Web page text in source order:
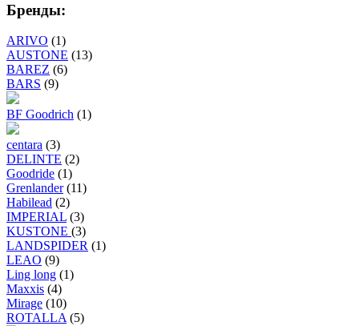
Бренды:
ARIVO (1)
AUSTONE (13)
BAREZ (6)
BARS (9)
BF Goodrich (1)
centara (3)
DELINTE (2)
Goodride (1)
Grenlander (11)
Habilead (2)
IMPERIAL (3)
KUSTONE (3)
LANDSPIDER (1)
LEAO (9)
Ling long (1)
Maxxis (4)
Mirage (10)
ROTALLA (5)